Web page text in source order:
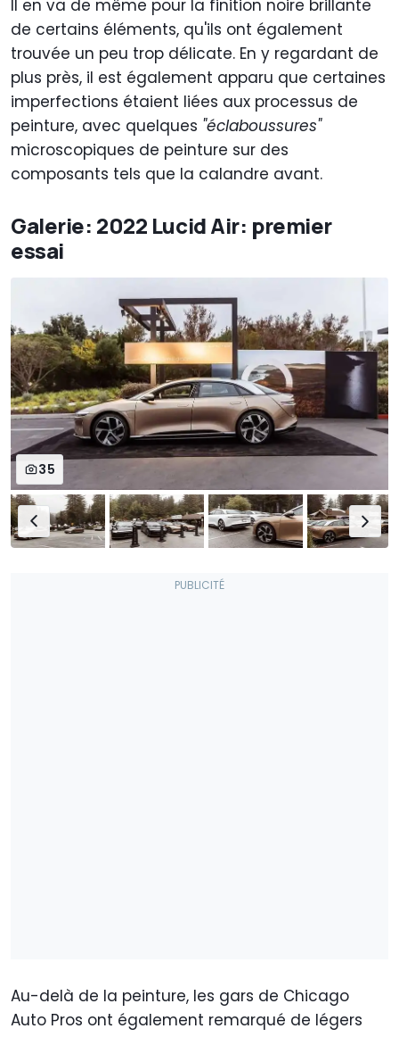
Il en va de même pour la finition noire brillante
de certains éléments, qu'ils ont également
trouvée un peu trop délicate. En y regardant de
plus près, il est également apparu que certaines
imperfections étaient liées aux processus de
peinture, avec quelques "éclaboussures"
microscopiques de peinture sur des
composants tels que la calandre avant.
Galerie: 2022 Lucid Air: premier
essai
35
Au-delà de la peinture, les gars de Chicago
Auto Pros ont également remarqué de légers